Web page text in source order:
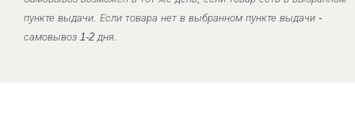
пункте выдачи. Если товара нет в выбранном пункте выдачи -
самовывоз 1-2 дня.